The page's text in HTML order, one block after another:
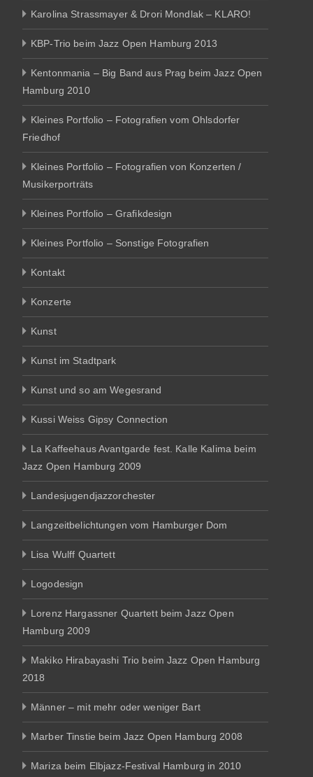
Karolina Strassmayer & Drori Mondlak – KLARO!
KBP-Trio beim Jazz Open Hamburg 2013
Kentonmania – Big Band aus Prag beim Jazz Open
Hamburg 2010
Kleines Portfolio – Fotografien vom Ohlsdorfer
Friedhof
Kleines Portfolio – Fotografien von Konzerten /
Musikerporträts
Kleines Portfolio – Grafikdesign
Kleines Portfolio – Sonstige Fotografien
Kontakt
Konzerte
Kunst
Kunst im Stadtpark
Kunst und so am Wegesrand
Kussi Weiss Gipsy Connection
La Kaffeehaus Avantgarde fest. Kalle Kalima beim
Jazz Open Hamburg 2009
Landesjugendjazzorchester
Langzeitbelichtungen vom Hamburger Dom
Lisa Wulff Quartett
Logodesign
Lorenz Hargassner Quartett beim Jazz Open
Hamburg 2009
Makiko Hirabayashi Trio beim Jazz Open Hamburg
2018
Männer – mit mehr oder weniger Bart
Marber Tinstie beim Jazz Open Hamburg 2008
Mariza beim Elbjazz-Festival Hamburg in 2010